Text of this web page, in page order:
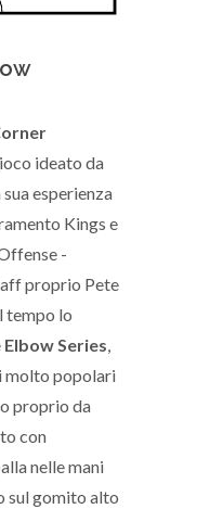
ideato da
esperienza
Kings e
-
proprio Pete
tempo lo
Elbow Series,
molto popolari
proprio da
con
nelle mani
sul gomito alto